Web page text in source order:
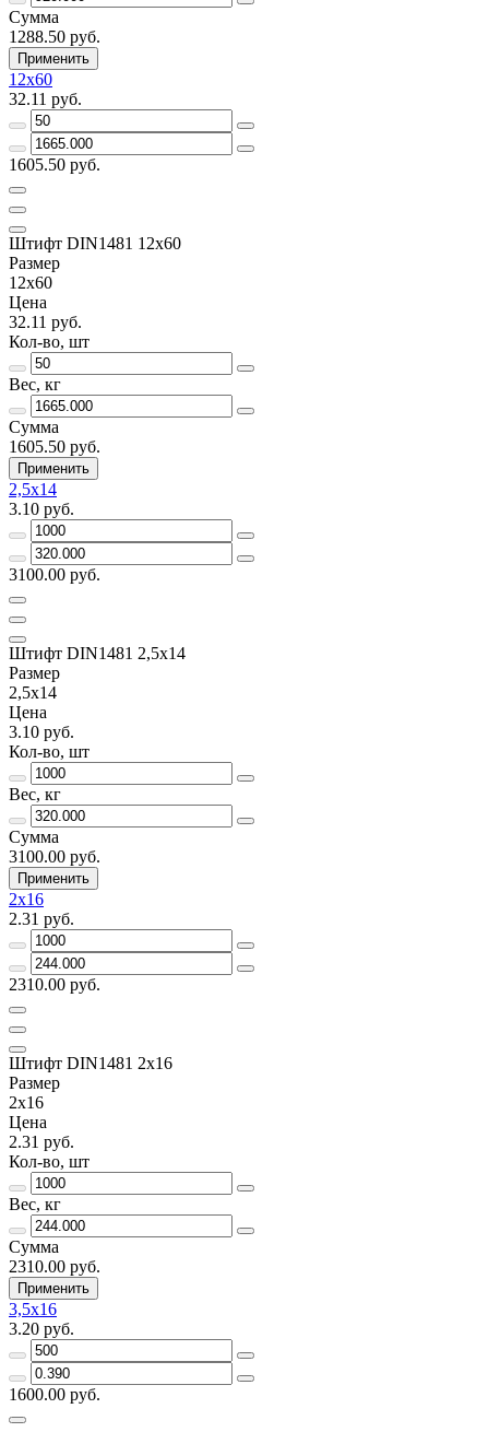
Сумма
1288.50 руб.
Применить
12х60
32.11 руб.
1605.50 руб.
Штифт DIN1481 12х60
Размер
12х60
Цена
32.11 руб.
Кол-во, шт
Вес, кг
Сумма
1605.50 руб.
Применить
2,5х14
3.10 руб.
3100.00 руб.
Штифт DIN1481 2,5х14
Размер
2,5х14
Цена
3.10 руб.
Кол-во, шт
Вес, кг
Сумма
3100.00 руб.
Применить
2х16
2.31 руб.
2310.00 руб.
Штифт DIN1481 2х16
Размер
2х16
Цена
2.31 руб.
Кол-во, шт
Вес, кг
Сумма
2310.00 руб.
Применить
3,5х16
3.20 руб.
1600.00 руб.